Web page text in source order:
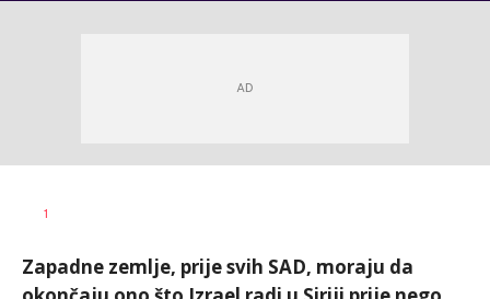
AUTOR
1
Zapadne zemlje, prije svih SAD, moraju da